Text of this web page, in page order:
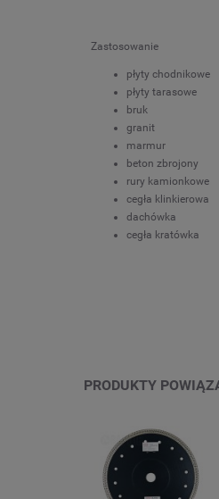
Zastosowanie
płyty chodnikowe
płyty tarasowe
bruk
granit
marmur
beton zbrojony
rury kamionkowe
cegła klinkierowa
dachówka
cegła kratówka
PRODUKTY